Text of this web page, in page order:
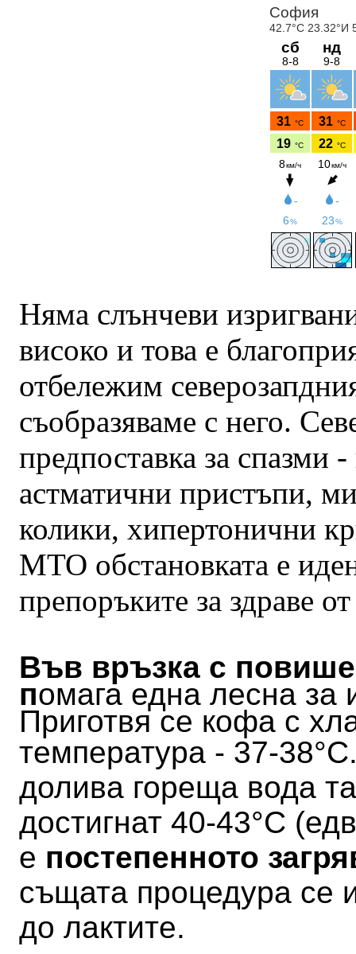
Няма слънчеви
високо и това е
отбележим
съобразяваме с него.
предпоставка за спазми
астматични пристъпи,
колики, хипертонични
МТО обстановката е
препоръките за здраве
Във връзка с
помага една лесна за
Приготвя се кофа с
температура - 37-38
долива гореща вода
достигнат 40-43°C
е постепенното
същата процедура се
до лактите.